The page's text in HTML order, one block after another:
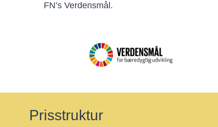
FN’s Verdensmål.
Prisstruktur